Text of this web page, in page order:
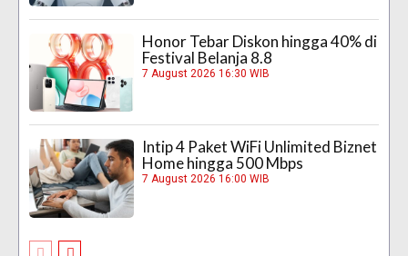
Honor Tebar Diskon hingga 40% di
Festival Belanja 8.8
7 August 2026 16:30 WIB
Intip 4 Paket WiFi Unlimited Biznet
Home hingga 500 Mbps
7 August 2026 16:00 WIB